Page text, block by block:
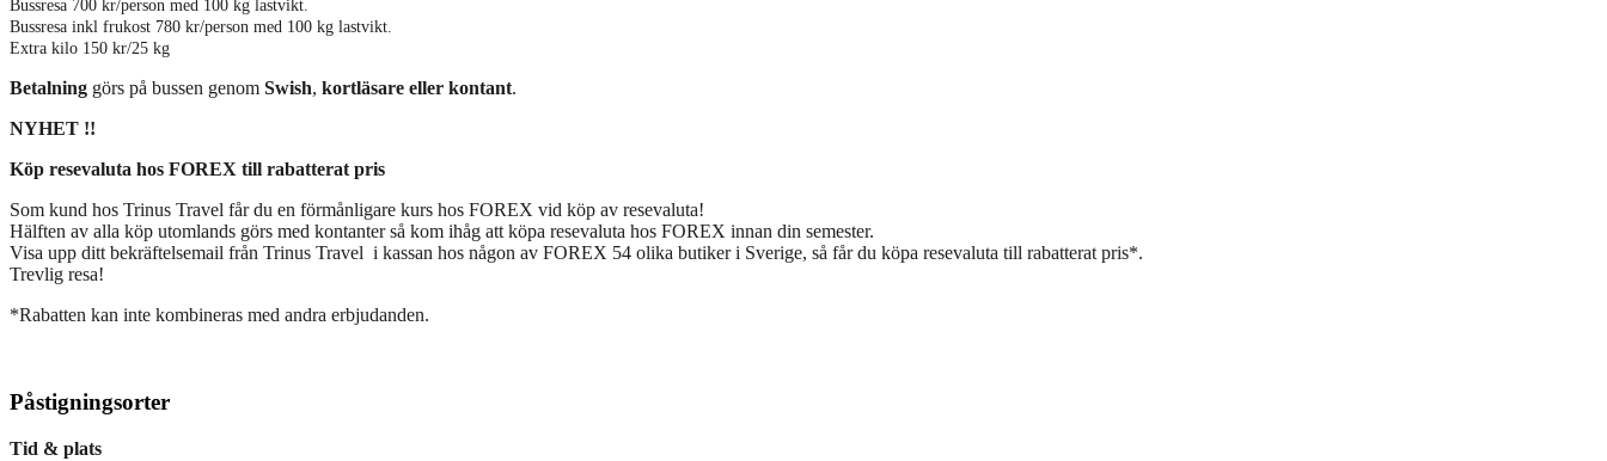
Bussresa 700 kr/person med 100 kg lastvikt.
Bussresa inkl frukost 780 kr/person med 100 kg lastvikt.
Extra kilo 150 kr/25 kg
Betalning görs på bussen genom Swish, kortläsare eller kontant.
NYHET !!
Köp resevaluta hos FOREX till rabatterat pris
Som kund hos Trinus Travel får du en förmånligare kurs hos FOREX vid köp av resevaluta!
Hälften av alla köp utomlands görs med kontanter så kom ihåg att köpa resevaluta hos FOREX innan din semester.
Visa upp ditt bekräftelsemail från Trinus Travel i kassan hos någon av FOREX 54 olika butiker i Sverige, så får du köpa resevaluta till rabatterat pris*.
Trevlig resa!
*Rabatten kan inte kombineras med andra erbjudanden.
Påstigningsorter
Tid & plats